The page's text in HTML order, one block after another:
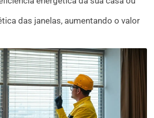
das janelas, aumentando o valor